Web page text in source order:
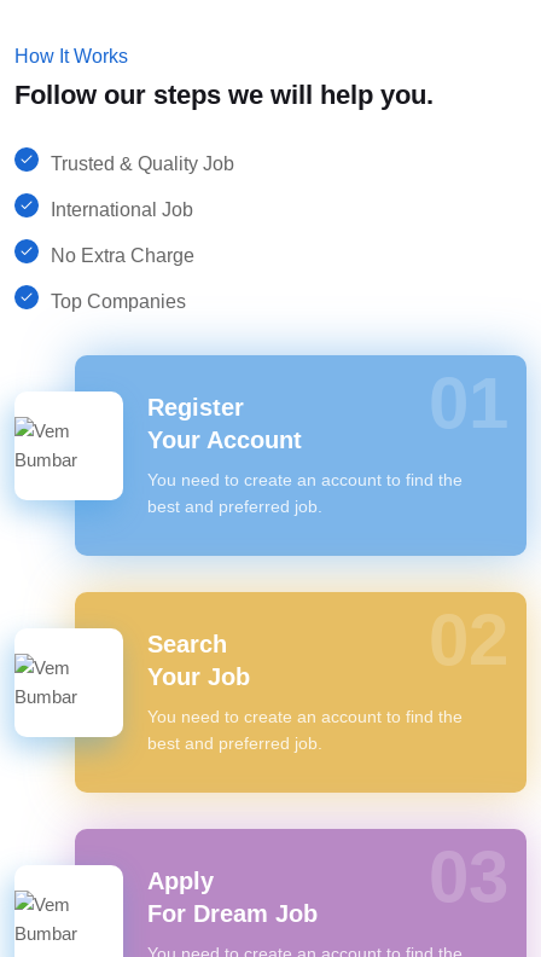
How It Works
Follow our steps we will help you.
Trusted & Quality Job
International Job
No Extra Charge
Top Companies
01
Register
Your Account
You need to create an account to find the
best and preferred job.
02
Search
Your Job
You need to create an account to find the
best and preferred job.
03
Apply
For Dream Job